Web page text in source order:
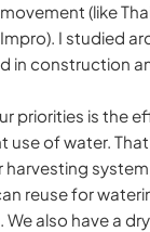
(like
I studied
in construction
priorities is the
use of water.
harvesting
reuse for
We also have a